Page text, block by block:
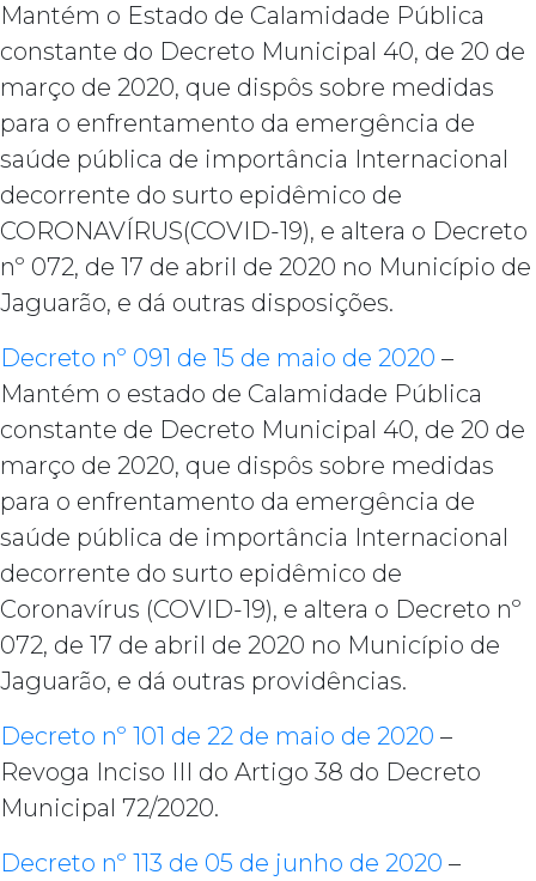
Mantém o Estado de Calamidade Pública
constante do Decreto Municipal 40, de 20 de
março de 2020, que dispôs sobre medidas
para o enfrentamento da emergência de
saúde pública de importância Internacional
decorrente do surto epidêmico de
CORONAVÍRUS(COVID-19), e altera o Decreto
nº 072, de 17 de abril de 2020 no Município de
Jaguarão, e dá outras disposições.
Decreto nº 091 de 15 de maio de 2020 –
Mantém o estado de Calamidade Pública
constante de Decreto Municipal 40, de 20 de
março de 2020, que dispôs sobre medidas
para o enfrentamento da emergência de
saúde pública de importância Internacional
decorrente do surto epidêmico de
Coronavírus (COVID-19), e altera o Decreto nº
072, de 17 de abril de 2020 no Município de
Jaguarão, e dá outras providências.
Decreto nº 101 de 22 de maio de 2020 –
Revoga Inciso III do Artigo 38 do Decreto
Municipal 72/2020.
Decreto nº 113 de 05 de junho de 2020 –